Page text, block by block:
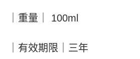
｜重量｜ 100ml
｜有效期限｜三年